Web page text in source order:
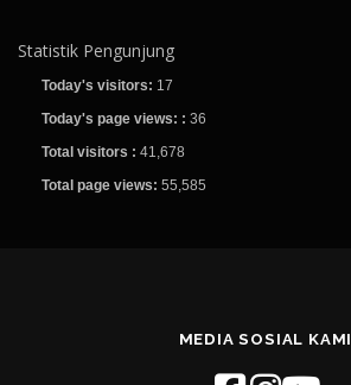
Statistik Pengunjung
Today's visitors: 17
Today's page views: : 36
Total visitors : 41,678
Total page views: 55,585
MEDIA SOSIAL KAMI